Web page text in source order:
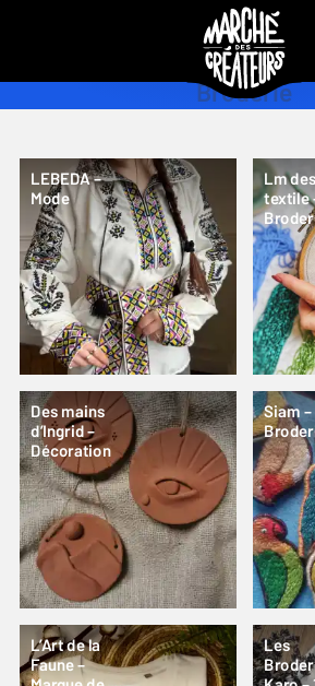
Broderie
LEBEDA –
Mode
Lm
textile
Des mains
d’Ingrid –
Décoration
Siam –
L’Art de la
Faune –
Les